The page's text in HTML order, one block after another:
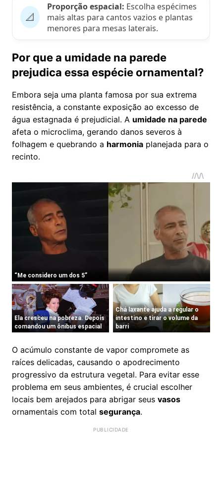
📐
Proporção espacial: Escolha espécimes
mais altas para cantos vazios e plantas
menores para mesas laterais.
Por que a umidade na parede
prejudica essa espécie ornamental?
Embora seja uma planta famosa por sua extrema
resistência, a constante exposição ao excesso de
água estagnada é prejudicial. A umidade na parede
afeta o microclima, gerando danos severos à
folhagem e quebrando a harmonia planejada para o
recinto.
O acúmulo constante de vapor compromete as
raíces delicadas, causando o apodrecimento
progressivo da estrutura vegetal. Para evitar esse
problema em seus ambientes, é crucial escolher
locais bem arejados para abrigar seus vasos
ornamentais com total segurança.